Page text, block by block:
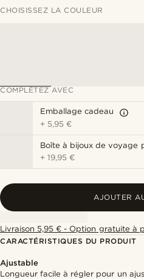
CHOISISSEZ LA COULEUR
COMPLÉTEZ AVEC
Emballage cadeau
+ 5,95 €
Boîte à bijoux de voyage
+19,95 €
AJOUTER
Livraison 5,95 € - Option gratuite à
CARACTÉRISTIQUES DU PRODUIT
Ajustable
Longueur facile à régler pour un